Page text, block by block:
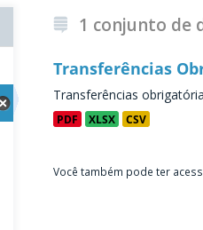
1 conjunto de
Transferências
Transferências
PDF XLSX CSV
Você também pode ter